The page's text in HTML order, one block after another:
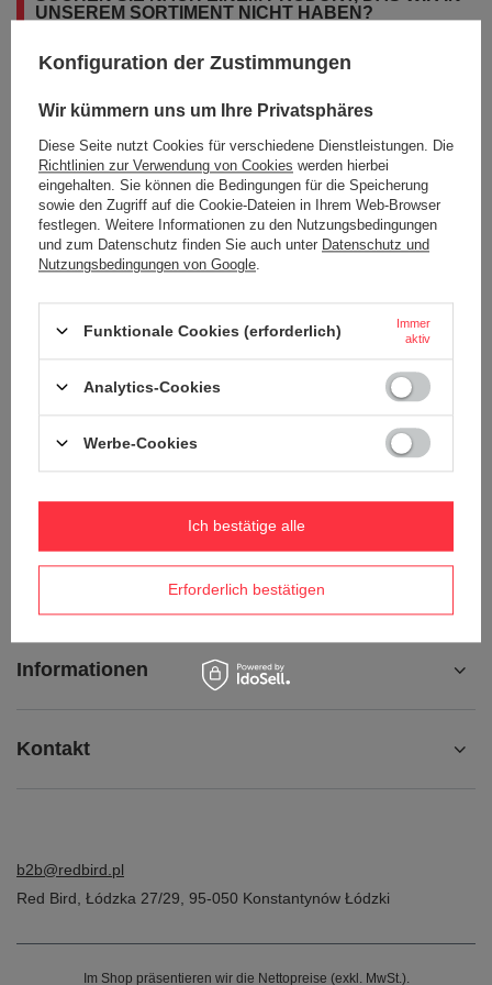
UNSEREM SORTIMENT NICHT HABEN?
Wenn Sie ein Produkt in unserem Angebot nicht gefunden haben und es
verwenden und uns eine Beschreibung des gesuchten Artikels
BESTELLUNGEN
Bestellungsstatus
Ich möchte die Ware reklamieren
Ich möchte vom Vertrag zurücktreten
Ich möchte die Ware umtauschen
Kontakt
Informationen
Kontakt
b2b@redbird.pl
Red Bird Łódzka 27/29 95-050 Konstantynów Łódzki
Im Shop präsentieren wir die Nettopreise (exkl. MwSt.).
Konfiguration der Zustimmungen
Wir kümmern uns um Ihre Privatsphäres
Diese Seite nutzt Cookies für verschiedene Dienstleistungen. Die
Richtlinien zur Verwendung von Cookies werden hierbei
eingehalten. Sie können die Bedingungen für die Speicherung
sowie den Zugriff auf die Cookie-Dateien in Ihrem Web-Browser
festlegen. Weitere Informationen zu den Nutzungsbedingungen
und zum Datenschutz finden Sie auch unter Datenschutz und
Nutzungsbedingungen von Google
Funktionale Cookies (erforderlich)
Immer
aktiv
Analytics-Cookies
Werbe-Cookies
Erforderlich bestätigen
Ich bestätige alle